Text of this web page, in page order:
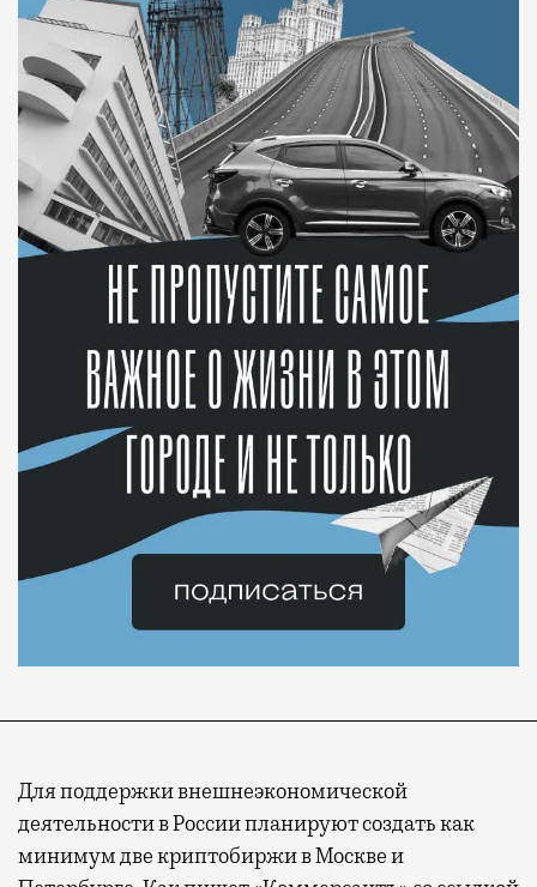
Для поддержки внешнеэкономической
деятельности в России планируют создать как
минимум две криптобиржи в Москве и